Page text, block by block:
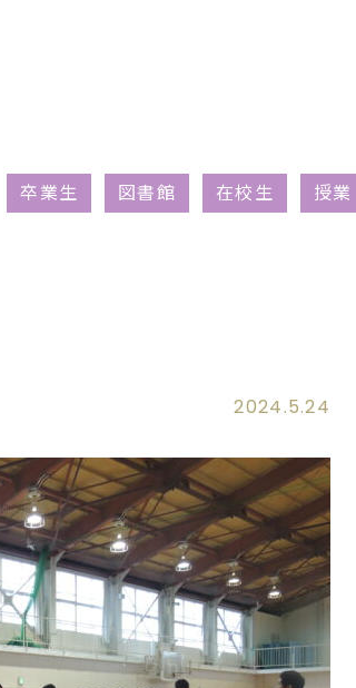
卒業生 図書館 在校生 授業
2024.5.24